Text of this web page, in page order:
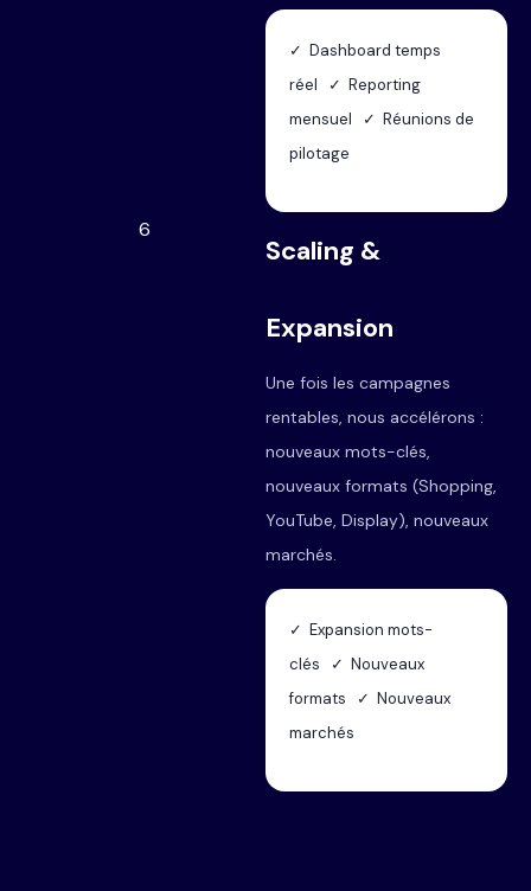
✓ Dashboard temps
réel ✓ Reporting
mensuel ✓ Réunions de
pilotage
6
Scaling &
Expansion
Une fois les campagnes
rentables, nous accélérons :
nouveaux mots-clés,
nouveaux formats (Shopping,
YouTube, Display), nouveaux
marchés.
✓ Expansion mots-
clés ✓ Nouveaux
formats ✓ Nouveaux
marchés